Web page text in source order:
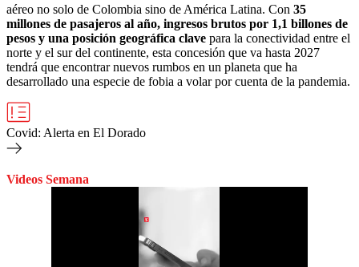
aéreo no solo de Colombia sino de América Latina. Con 35
millones de pasajeros al año, ingresos brutos por 1,1 billones de
pesos y una posición geográfica clave para la conectividad entre el
norte y el sur del continente, esta concesión que va hasta 2027
tendrá que encontrar nuevos rumbos en un planeta que ha
desarrollado una especie de fobia a volar por cuenta de la pandemia.
Covid: Alerta en El Dorado
Videos Semana